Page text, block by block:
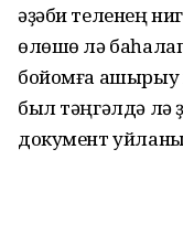
әҙәби теленең
өлөшө лә
бойомға ашырыу
был тәңгәлдә лә
документ